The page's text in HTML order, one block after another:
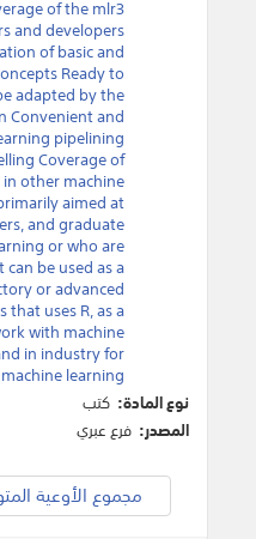
of the mlr3
and developers
of basic and
Ready to
adapted by the
Convenient and
pipelining
Coverage of
other machine
aimed at
and graduate
or who are
be used as a
or advanced
that uses R, as a
with machine
in industry for
learning.
نوع المادة: كتب
المصدر: فرع عبري
مجموع الأوعية